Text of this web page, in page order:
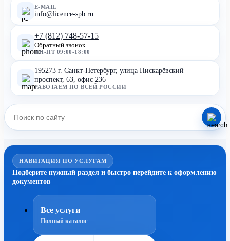
E-MAIL
info@licence-spb.ru
+7 (812) 748-57-15
Обратный звонок
ПН-ПТ 09:00-18:00
195273 г. Санкт-Петербург, улица Пискарёвский
проспект, 63, офис 236
РАБОТАЕМ ПО ВСЕЙ РОССИИ
НАВИГАЦИЯ ПО УСЛУГАМ
Подберите нужный раздел и быстро перейдите к оформлению
документов
Все услуги
Полный каталог